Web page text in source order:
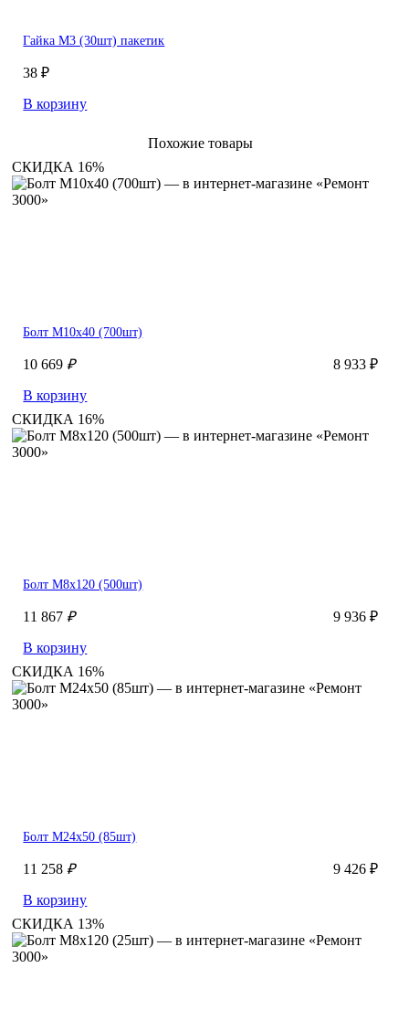
Гайка M3 (30шт) пакетик
38 ₽
В корзину
Похожие товары
СКИДКА 16%
Болт М10х40 (700шт)
10 669₽
8 933 ₽
В корзину
СКИДКА 16%
Болт М8х120 (500шт)
11 867₽
9 936 ₽
В корзину
СКИДКА 16%
Болт М24х50 (85шт)
11 258₽
9 426 ₽
В корзину
СКИДКА 13%